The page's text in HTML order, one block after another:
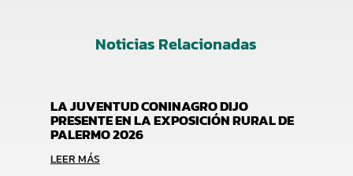
Noticias Relacionadas
LA JUVENTUD CONINAGRO DIJO
PRESENTE EN LA EXPOSICIÓN RURAL DE
PALERMO 2026
LEER MÁS